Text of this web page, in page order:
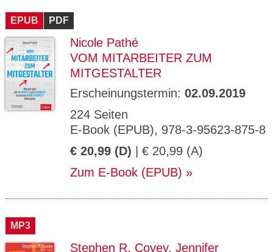
EPUB PDF
Nicole Pathé
VOM MITARBEITER ZUM
MITGESTALTER
Erscheinungstermin: 02.09.2019
224 Seiten
E-Book (EPUB), 978-3-95623-875-8
€ 20,99 (D) | € 20,99 (A)
Zum E-Book (EPUB)
MP3
Stephen R. Covey, Jennifer